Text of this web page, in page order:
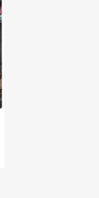
d'envies